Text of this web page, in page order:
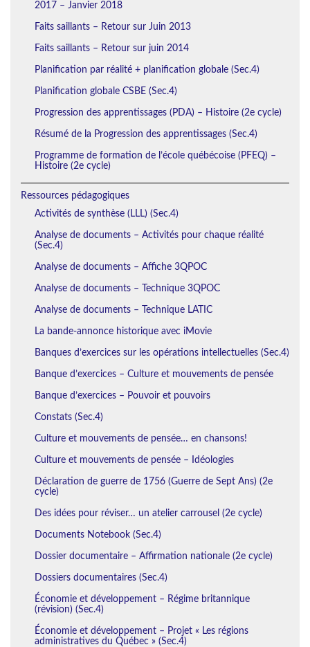
2017 – Janvier 2018
Faits saillants – Retour sur Juin 2013
Faits saillants – Retour sur juin 2014
Planification par réalité + planification globale (Sec.4)
Planification globale CSBE (Sec.4)
Progression des apprentissages (PDA) – Histoire (2e cycle)
Résumé de la Progression des apprentissages (Sec.4)
Programme de formation de l’école québécoise (PFEQ) –
Histoire (2e cycle)
Ressources pédagogiques
Activités de synthèse (LLL) (Sec.4)
Analyse de documents – Activités pour chaque réalité
(Sec.4)
Analyse de documents – Affiche 3QPOC
Analyse de documents – Technique 3QPOC
Analyse de documents – Technique LATIC
La bande-annonce historique avec iMovie
Banques d’exercices sur les opérations intellectuelles (Sec.4)
Banque d’exercices – Culture et mouvements de pensée
Banque d’exercices – Pouvoir et pouvoirs
Constats (Sec.4)
Culture et mouvements de pensée… en chansons!
Culture et mouvements de pensée – Idéologies
Déclaration de guerre de 1756 (Guerre de Sept Ans) (2e
cycle)
Des idées pour réviser… un atelier carrousel (2e cycle)
Documents Notebook (Sec.4)
Dossier documentaire – Affirmation nationale (2e cycle)
Dossiers documentaires (Sec.4)
Économie et développement – Régime britannique
(révision) (Sec.4)
Économie et développement – Projet « Les régions
administratives du Québec » (Sec.4)